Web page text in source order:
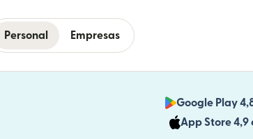
Personal Empresas
Google Play
App Store 4,9